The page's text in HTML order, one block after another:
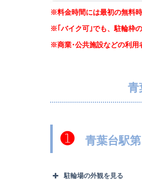
※料金時間には最初の無料
※｢バイク可｣でも、駐輪枠
※商業･公共施設などの利用
青
➊青葉台駅第
駐輪場の外観を見る